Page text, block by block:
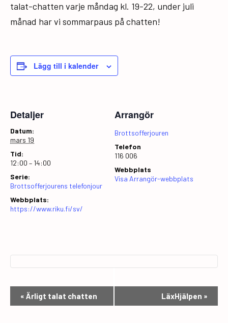
talat-chatten varje måndag kl. 19-22, under juli
månad har vi sommarpaus på chatten!
Lägg till i kalender
Detaljer
Datum:
mars 19
Tid:
12:00 – 14:00
Serie:
Brottsofferjourens telefonjour
Webbplats:
https://www.riku.fi/sv/
Arrangör
Brottsofferjouren
Telefon
116 006
Webbplats
Visa Arrangör-webbplats
« Ärligt talat chatten LäxHjälpen »